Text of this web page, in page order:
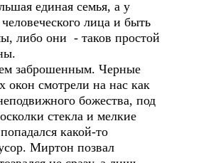
единая семья, а у
лица и быть
либо они - таков простой
заброшенным. Черные
окон смотрели на нас как
божества, под
стекла и мелкие
какой-то
Миртон позвал